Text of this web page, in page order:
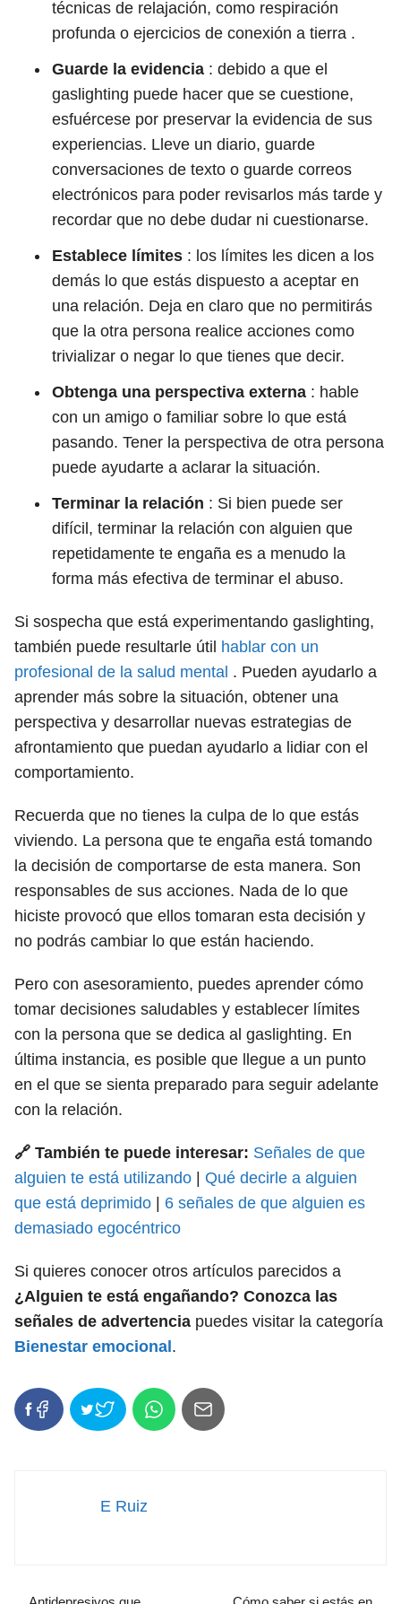
técnicas de relajación, como respiración
profunda o ejercicios de conexión a tierra .
Guarde la evidencia : debido a que el
gaslighting puede hacer que se cuestione,
esfuércese por preservar la evidencia de sus
experiencias. Lleve un diario, guarde
conversaciones de texto o guarde correos
electrónicos para poder revisarlos más tarde y
recordar que no debe dudar ni cuestionarse.
Establece límites : los límites les dicen a los
demás lo que estás dispuesto a aceptar en
una relación. Deja en claro que no permitirás
que la otra persona realice acciones como
trivializar o negar lo que tienes que decir.
Obtenga una perspectiva externa : hable
con un amigo o familiar sobre lo que está
pasando. Tener la perspectiva de otra persona
puede ayudarte a aclarar la situación.
Terminar la relación : Si bien puede ser
difícil, terminar la relación con alguien que
repetidamente te engaña es a menudo la
forma más efectiva de terminar el abuso.
Si sospecha que está experimentando gaslighting,
también puede resultarle útil hablar con un
profesional de la salud mental . Pueden ayudarlo a
aprender más sobre la situación, obtener una
perspectiva y desarrollar nuevas estrategias de
afrontamiento que puedan ayudarlo a lidiar con el
comportamiento.
Recuerda que no tienes la culpa de lo que estás
viviendo. La persona que te engaña está tomando
la decisión de comportarse de esta manera. Son
responsables de sus acciones. Nada de lo que
hiciste provocó que ellos tomaran esta decisión y
no podrás cambiar lo que están haciendo.
Pero con asesoramiento, puedes aprender cómo
tomar decisiones saludables y establecer límites
con la persona que se dedica al gaslighting. En
última instancia, es posible que llegue a un punto
en el que se sienta preparado para seguir adelante
con la relación.
🔗 También te puede interesar: Señales de que
alguien te está utilizando
Qué decirle a alguien
que está deprimido
6 señales de que alguien es
demasiado egocéntrico
Si quieres conocer otros artículos parecidos a
¿Alguien te está engañando? Conozca las
señales de advertencia puedes visitar la categoría
Bienestar emocional .
E Ruiz